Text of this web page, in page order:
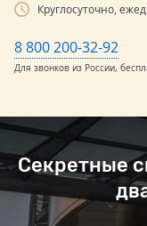
Круглосуточно,
8 800 200-32-92
Для звонков из России,
Секретные